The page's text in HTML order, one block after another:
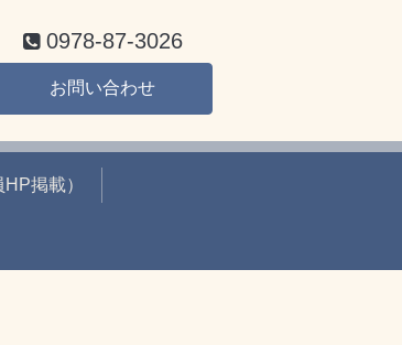
0978-87-3026
お問い合わせ
掲載）